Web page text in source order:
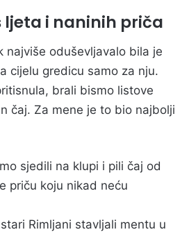
ljeta i naninih priča
najviše oduševljavalo bila je
cijelu gredicu samo za nju.
brali bismo listove
čaj. Za mene je to bio najbolji
sjedili na klupi i pili čaj od
priču koju nikad neću
Rimljani stavljali mentu u